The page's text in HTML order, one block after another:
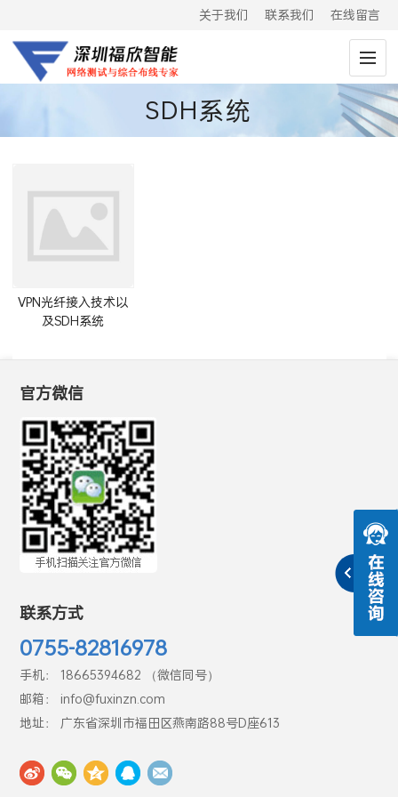
关于我们 联系我们 在线留言
SDH系统
VPN光纤接入技术以
及SDH系统
官方微信
联系方式
0755-82816978
手机： 18665394682 （微信同号）
邮箱： info@fuxinzn.com
地址： 广东省深圳市福田区燕南路88号D座613